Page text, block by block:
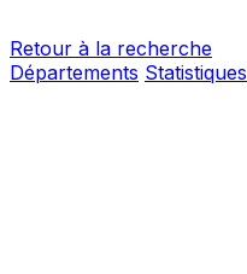
Retour à la recherche
Départements Statistiques